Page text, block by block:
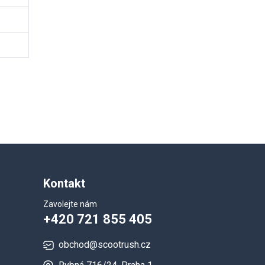
Kontakt
Zavolejte nám
+420 721 855 405
obchod@scootrush.cz